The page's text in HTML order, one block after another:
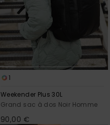
1
Weekender Plus 30L
Grand sac à dos Noir Homme
90,00 €